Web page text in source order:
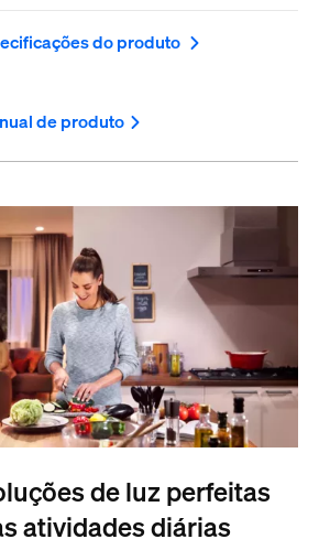
do produto
de produto
de luz perfeitas
atividades diárias